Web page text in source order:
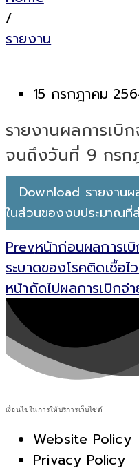
/
รายงาน
15 กรกฎาคม
รายงานผลการเ
จนถึงวันที่ 9 กรก
Download รายงานผ
ในส่วนของงบประมาณที่
Prevหน้าก่อนผลการเ
ระบาดของโรคติดเชื้
หน้าถัดไปผลการเบิกจ่
เงื่อนไขในการให้บริการเว็บไซต์
Website Policy
Privacy Policy